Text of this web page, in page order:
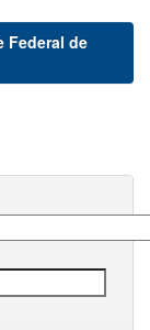
Federal de